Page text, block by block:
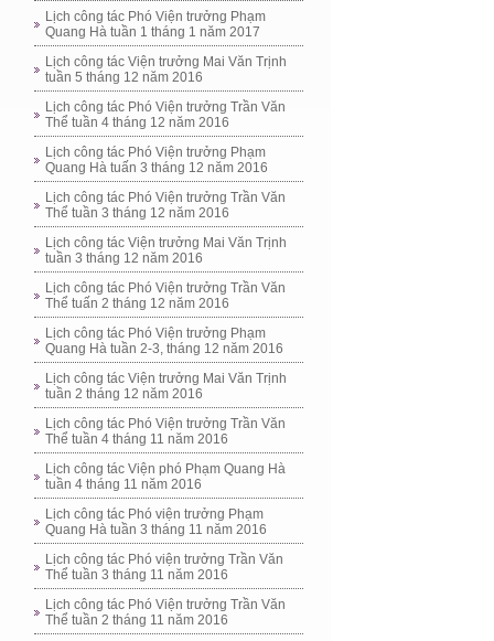
Lịch công tác Phó Viện trưởng Phạm
Quang Hà tuần 1 tháng 1 năm 2017
Lịch công tác Viện trưởng Mai Văn Trịnh
tuần 5 tháng 12 năm 2016
Lịch công tác Phó Viện trưởng Trần Văn
Thể tuần 4 tháng 12 năm 2016
Lịch công tác Phó Viện trưởng Phạm
Quang Hà tuấn 3 tháng 12 năm 2016
Lịch công tác Phó Viện trưởng Trần Văn
Thể tuần 3 tháng 12 năm 2016
Lịch công tác Viện trưởng Mai Văn Trịnh
tuần 3 tháng 12 năm 2016
Lịch công tác Phó Viện trưởng Trần Văn
Thể tuấn 2 tháng 12 năm 2016
Lịch công tác Phó Viện trưởng Phạm
Quang Hà tuần 2-3, tháng 12 năm 2016
Lịch công tác Viện trưởng Mai Văn Trịnh
tuần 2 tháng 12 năm 2016
Lịch công tác Phó Viện trưởng Trần Văn
Thể tuần 4 tháng 11 năm 2016
Lịch công tác Viện phó Phạm Quang Hà
tuần 4 tháng 11 năm 2016
Lịch công tác Phó viện trưởng Phạm
Quang Hà tuần 3 tháng 11 năm 2016
Lịch công tác Phó viện trưởng Trần Văn
Thể tuần 3 tháng 11 năm 2016
Lịch công tác Phó Viện trưởng Trần Văn
Thể tuần 2 tháng 11 năm 2016